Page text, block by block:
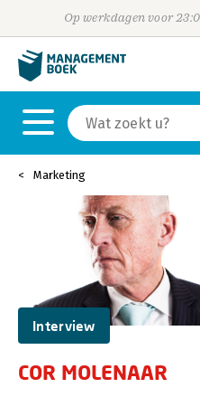
Op werkdagen voor
Marketing
Interview
COR MOLENAAR